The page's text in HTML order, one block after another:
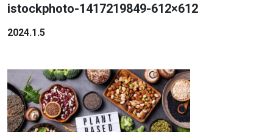
istockphoto-1417219849-612×612
2024.1.5